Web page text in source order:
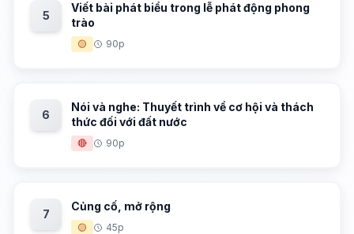
5
Viết bài phát biểu trong lễ phát động phong
trào
🟡 90p
6
Nói và nghe: Thuyết trình về cơ hội và thách
thức đối với đất nước
🔴 90p
7
Củng cố, mở rộng
🟡 45p